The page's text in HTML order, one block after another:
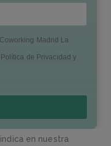
Madrid La
Política de Privacidad y
en nuestra